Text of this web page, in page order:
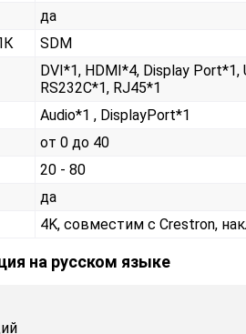
да
SDM
DVI*1, HDMI*4, Display Port*1,
RS232С*1, RJ45*1
Audio*1 , DisplayPort*1
от 0 до 40
20 - 80
да
4K, совместим с Crestron,
на русском языке